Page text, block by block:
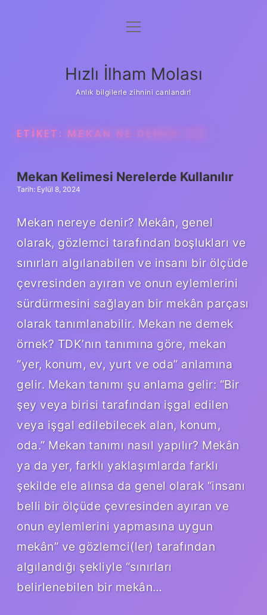
Anasayfa
Yasal Uyarı
menüyü
Hızlı İlham Molası
Anlık bilgilerle zihnini canlandır!
ETIKET: MEKAN NE DEMEK DIN
Mekan Kelimesi Nerelerde Kullanılır
Tarih: Eylül 8, 2024
Mekan nereye denir? Mekân, genel
olarak, gözlemci tarafından boşlukları ve
sınırları algılanabilen ve insanı bir ölçüde
çevresinden ayıran ve onun eylemlerini
sürdürmesini sağlayan bir mekân parçası
olarak tanımlanabilir. Mekan ne demek
örnek? TDK’nın tanımına göre, mekan
“yer, konum, ev, yurt ve oda” anlamına
gelir. Mekan tanımı şu anlama gelir: “Bir
şey veya birisi tarafından işgal edilen
veya işgal edilebilecek alan, konum,
oda.” Mekan tanımı nasıl yapılır? Mekân
ya da yer, farklı yaklaşımlarda farklı
şekilde ele alınsa da genel olarak “insanı
belli bir ölçüde çevresinden ayıran ve
onun eylemlerini yapmasına uygun
mekân” ve gözlemci(ler) tarafından
algılandığı şekliyle “sınırları
belirlenebilen bir mekân…